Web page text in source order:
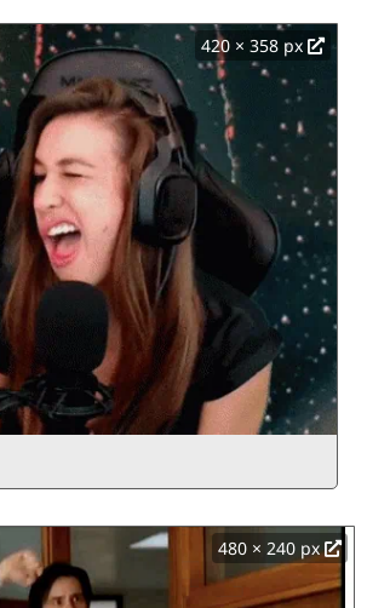
420 × 358 px
480 × 240 px